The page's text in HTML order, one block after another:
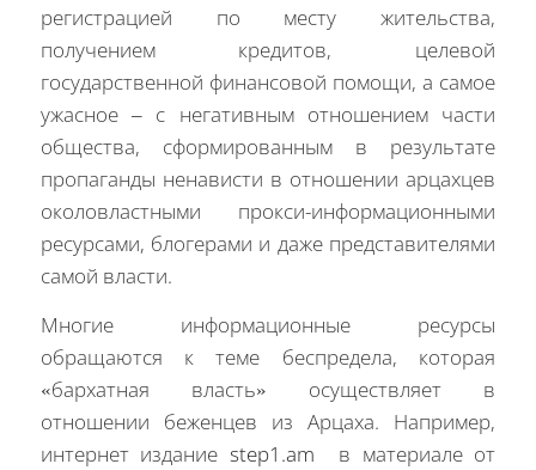
регистрацией по месту жительства,
получением кредитов, целевой
государственной финансовой помощи, а самое
ужасное – с негативным отношением части
общества, сформированным в результате
пропаганды ненависти в отношении арцахцев
околовластными прокси-информационными
ресурсами, блогерами и даже представителями
самой власти.
Многие информационные ресурсы
обращаются к теме беспредела, которая
«бархатная власть» осуществляет в
отношении беженцев из Арцаха. Например,
интернет изданиеstep1.am в материале от